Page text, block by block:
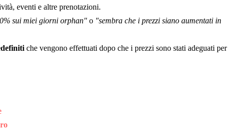
eventi e altre prenotazioni.
sui miei giorni orphan"o "sembra che i prezzi siano aumentati in
che vengono effettuati dopo che i prezzi sono stati adeguati per